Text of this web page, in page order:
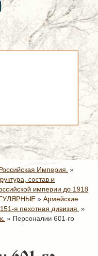
Империя. »
состав и
империи до 1918
» Армейские
151-я пехотная дивизия. »
» Персоналии 601-го